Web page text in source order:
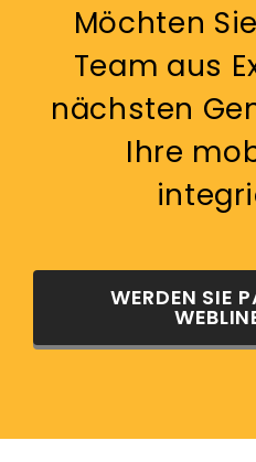
Möchten
Team aus
nächsten
Ihre
WERDEN SIE